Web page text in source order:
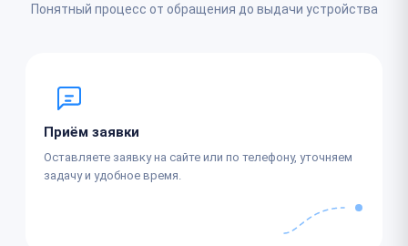
Понятный процесс от обращения до выдачи устройства
Приём заявки
Оставляете заявку на сайте или по телефону, уточняем
задачу и удобное время.